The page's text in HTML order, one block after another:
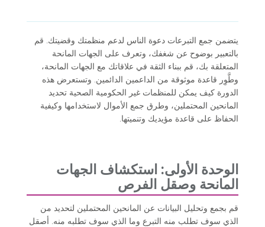
يتضمن جمع التبرعات دعوة الناس لدعم منظمتك وقضيتك. قم
بالتعبير بوضوح عن شغفك، وتعرف على الجهات المانحة
المتعلقة بك، قم ببناء الثقة في علاقاتك مع الجهات المانحة،
وطَّوِر قاعدة موثوقة من الداعمين الدائمين. وتستعرض هذه
الدورة كيف يمكن للمنظمات غير الحكومية الصحية تحديد
المانحين المحتملين، وطرق جمع الأموال لاستخدامها وكيفية
الحفاظ على قاعدة مؤيديك وتنميتها.
الوحدة الأولى: استكشاف الجهات
المانحة وصقل الفرص
قم بجمع وتحليل البيانات عن المانحين المحتملين لتحديد من
الذي سوف تطلب منه التبرع وما الذي سوف تطلبه منه. أصقل